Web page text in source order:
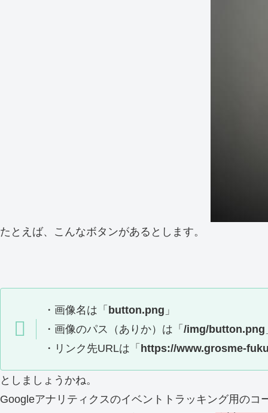
たとえば、こんなボタンがあるとします。
・画像名は「 button.png 」
・画像のパス（ありか）は「 /img/button.png
・リンク先URLは「 https://www.grosme-
としましょうかね。
Googleアナリティクスのイベントトラッキング用のコ